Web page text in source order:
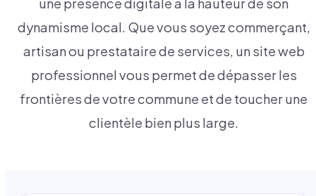
une présence digitale à la hauteur de son
dynamisme local. Que vous soyez commerçant,
artisan ou prestataire de services, un site web
professionnel vous permet de dépasser les
frontières de votre commune et de toucher une
clientèle bien plus large.